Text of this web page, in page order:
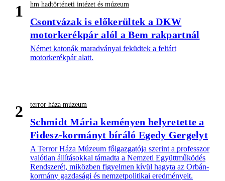
1 hm hadtörténeti intézet és múzeum
Csontvázak is előkerültek a DKW
motorkerékpár alól a Bem rakpartnál
Német katonák maradványai feküdtek a feltárt
motorkerékpár alatt.
2 terror háza múzeum
Schmidt Mária keményen helyretette a
Fidesz-kormányt bíráló Egedy Gergelyt
A Terror Háza Múzeum főigazgatója szerint a professzor
valótlan állításokkal támadta a Nemzeti Együttműködés
Rendszerét, miközben figyelmen kívül hagyta az Orbán-
kormány gazdasági és nemzetpolitikai eredményeit.